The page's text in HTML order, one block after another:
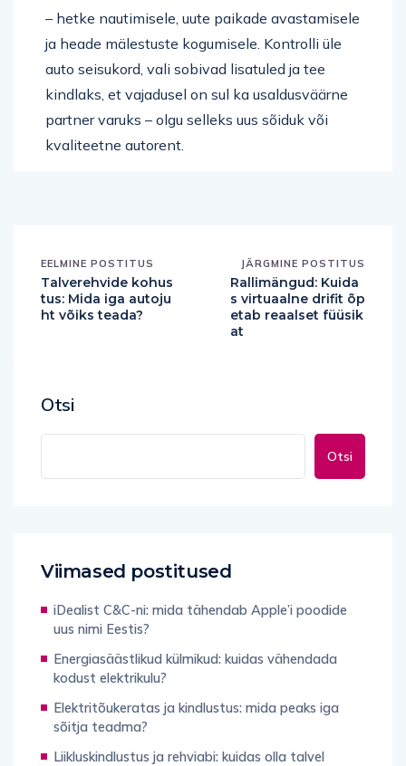
– hetke nautimisele, uute paikade avastamisele
ja heade mälestuste kogumisele. Kontrolli üle
auto seisukord, vali sobivad lisatuled ja tee
kindlaks, et vajadusel on sul ka usaldusväärne
partner varuks – olgu selleks uus sõiduk või
kvaliteetne autorent.
EELMINE POSTITUS
Talverehvide kohus
tus: Mida iga autoju
ht võiks teada?
JÄRGMINE POSTITUS
Rallimängud: Kuida
s virtuaalne drifit õp
etab reaalset füüsik
at
Otsi
Otsi
Viimased postitused
iDealist C&C-ni: mida tähendab Apple’i poodide
uus nimi Eestis?
Energiasäästlikud külmikud: kuidas vähendada
kodust elektrikulu?
Elektritõukeratas ja kindlustus: mida peaks iga
sõitja teadma?
Liikluskindlustus ja rehviabi: kuidas olla talvel